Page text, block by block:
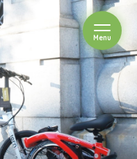
ヤ
Menuを開閉